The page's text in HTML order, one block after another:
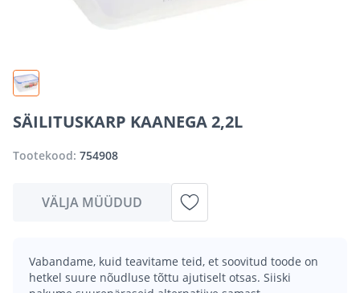
SÄILITUSKARP KAANEGA 2,2L
Tootekood: 754908
VÄLJA MÜÜDUD
Vabandame, kuid teavitame teid, et soovitud toode on
hetkel suure nõudluse tõttu ajutiselt otsas. Siiski